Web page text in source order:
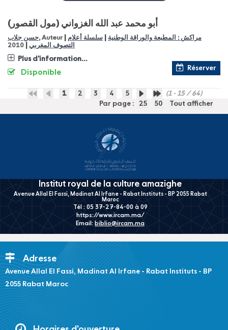
أبو محمد عبد الله الغزواني (مول القصور)
حسن جلاب, Auteur مراكش : المطبعة والوراقة الوطنية
سلسلة أعلام
التصوف المغربي
2010
Plus d'information...
Réserver
Disponible
1 2 3 4 5
(1 - 15 / 64)
Par page :
25 50 Tout afficher
Institut royal de la culture amazighe
Avenue Allal El Fassi, Madinat Al Irfane - Rabat Instituts - BP 2055 Rabat
Maroc
Tél : 05 37-27-84-00 à 09
https://www.ircam.ma/
Email: biblio@ircam.ma
Adresse
Avenue Allal El Fassi, Madinat Al Irfane - Rabat Instituts - BP
2055 Rabat Maroc